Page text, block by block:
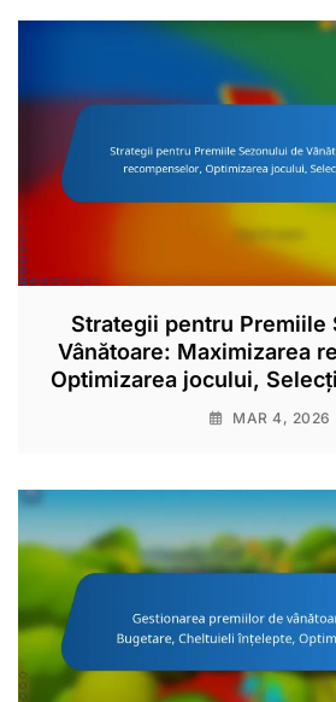
Strategii pentru Premiile
Vânătoare: Maximizarea
Optimizarea jocului,
MAR 4, 2026